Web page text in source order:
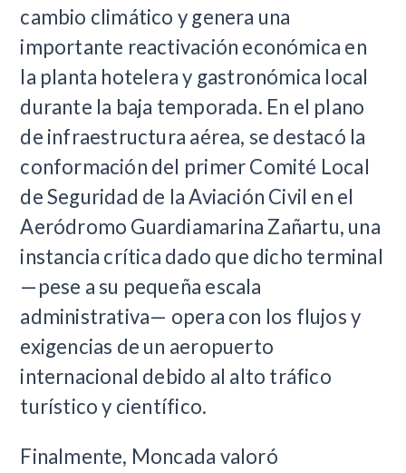
cambio climático y genera una
importante reactivación económica en
la planta hotelera y gastronómica local
durante la baja temporada. En el plano
de infraestructura aérea, se destacó la
conformación del primer Comité Local
de Seguridad de la Aviación Civil en el
Aeródromo Guardiamarina Zañartu, una
instancia crítica dado que dicho terminal
—pese a su pequeña escala
administrativa— opera con los flujos y
exigencias de un aeropuerto
internacional debido al alto tráfico
turístico y científico.
Finalmente, Moncada valoró